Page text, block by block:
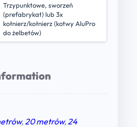
Trzypunktowe, sworzeń
(prefabrykat) lub 3x
kołnierz/kołnierz (kotwy AluPro
do żelbetów)
, 20 metrów, 24